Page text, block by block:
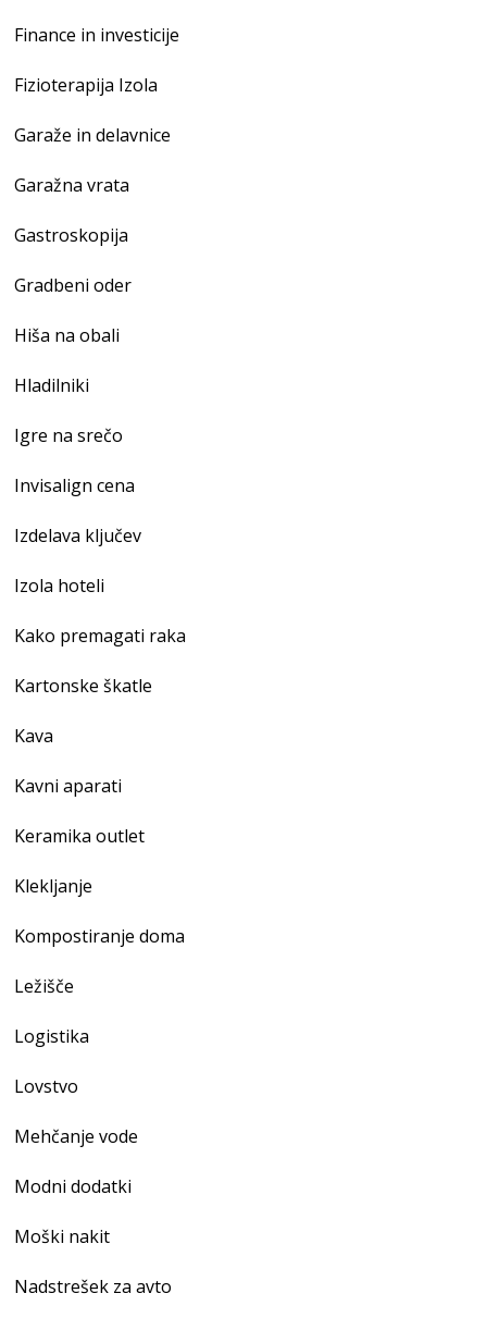
Finance in investicije
Fizioterapija Izola
Garaže in delavnice
Garažna vrata
Gastroskopija
Gradbeni oder
Hiša na obali
Hladilniki
Igre na srečo
Invisalign cena
Izdelava ključev
Izola hoteli
Kako premagati raka
Kartonske škatle
Kava
Kavni aparati
Keramika outlet
Klekljanje
Kompostiranje doma
Ležišče
Logistika
Lovstvo
Mehčanje vode
Modni dodatki
Moški nakit
Nadstrešek za avto